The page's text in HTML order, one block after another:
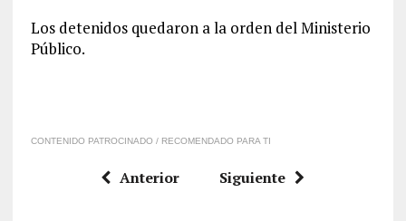
Los detenidos quedaron a la orden del Ministerio
Público.
CONTENIDO PATROCINADO / RECOMENDADO PARA TI
Anterior Siguiente